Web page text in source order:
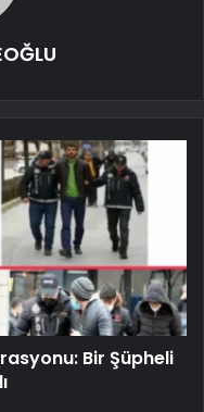
Bir Şüpheli